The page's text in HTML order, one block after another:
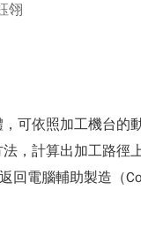
翎
可依照加工機台的
，計算出加工路
回電腦輔助製造（